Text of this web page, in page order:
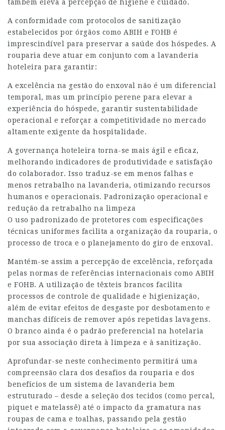
também eleva a percepção de higiene e cuidado.
A conformidade com protocolos de sanitização
estabelecidos por órgãos como ABIH e FOHB é
imprescindível para preservar a saúde dos hóspedes. A
rouparia deve atuar em conjunto com a lavanderia
hoteleira para garantir:
A excelência na gestão do enxoval não é um diferencial
temporal, mas um princípio perene para elevar a
experiência do hóspede, garantir sustentabilidade
operacional e reforçar a competitividade no mercado
altamente exigente da hospitalidade.
A governança hoteleira torna-se mais ágil e eficaz,
melhorando indicadores de produtividade e satisfação
do colaborador. Isso traduz-se em menos falhas e
menos retrabalho na lavanderia, otimizando recursos
humanos e operacionais. Padronização operacional e
redução da retrabalho na limpeza
O uso padronizado de protetores com especificações
técnicas uniformes facilita a organização da rouparia, o
processo de troca e o planejamento do giro de enxoval.
Mantém-se assim a percepção de excelência, reforçada
pelas normas de referências internacionais como ABIH
e FOHB. A utilização de têxteis brancos facilita
processos de controle de qualidade e higienização,
além de evitar efeitos de desgaste por desbotamento e
manchas difíceis de remover após repetidas lavagens.
O branco ainda é o padrão preferencial na hotelaria
por sua associação direta à limpeza e à sanitização.
Aprofundar-se neste conhecimento permitirá uma
compreensão clara dos desafios da rouparia e dos
benefícios de um sistema de lavanderia bem
estruturado – desde a seleção dos tecidos (como percal,
piquet e matelassê) até o impacto da gramatura nas
roupas de cama e toalhas, passando pela gestão